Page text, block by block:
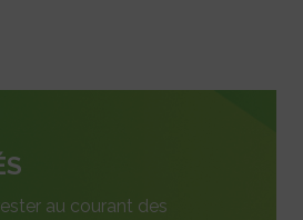
au courant des